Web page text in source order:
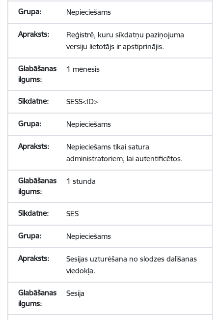
Nepieciešams
Reģistrē, kuru sīkdatņu paziņojuma
versiju lietotājs ir apstiprinājis.
1 mēnesis
SESS<ID>
Nepieciešams
Nepieciešams tikai satura
administratoriem, lai autentificētos.
1 stunda
SES
Nepieciešams
Sesijas uzturēšana no slodzes dalīšanas
viedokļa.
Sesija